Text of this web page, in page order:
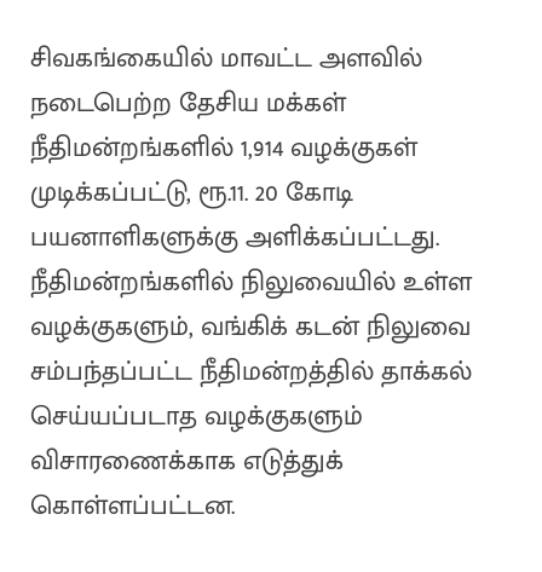
சிவகங்கையில் மாவட்ட அளவில்
நடைபெற்ற தேசிய மக்கள்
நீதிமன்றங்களில் 1,914 வழக்குகள்
முடிக்கப்பட்டு, ரூ.11. 20 கோடி
பயனாளிகளுக்கு அளிக்கப்பட்டது.
நீதிமன்றங்களில் நிலுவையில் உள்ள
வழக்குகளும், வங்கிக் கடன் நிலுவை
சம்பந்தப்பட்ட நீதிமன்றத்தில் தாக்கல்
செய்யப்படாத வழக்குகளும்
விசாரணைக்காக எடுத்துக்
கொள்ளப்பட்டன.